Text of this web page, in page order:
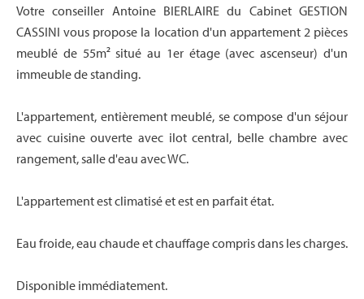
Votre conseiller Antoine BIERLAIRE du Cabinet GESTION
CASSINI vous propose la location d'un appartement 2 pièces
meublé de 55m² situé au 1er étage (avec ascenseur) d'un
immeuble de standing.
L'appartement, entièrement meublé, se compose d'un séjour
avec cuisine ouverte avec ilot central, belle chambre avec
rangement, salle d'eau avec WC.
L'appartement est climatisé et est en parfait état.
Eau froide, eau chaude et chauffage compris dans les charges.
Disponible immédiatement.